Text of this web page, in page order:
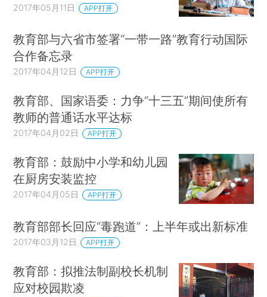
2017年05月11日 APP打开
教育部与六省市签署“一带一路”教育行动国际
合作备忘录
2017年04月12日 APP打开
教育部、国家语委：力争“十三五”期间使所有
教师的普通话水平达标
2017年04月02日 APP打开
教育部：鼓励中小学和幼儿园
在厨房安装监控
2017年04月05日 APP打开
教育部部长回应“毒跑道”：上半年或出新标准
2017年03月12日 APP打开
教育部：拟推法制副校长机制
应对校园欺凌